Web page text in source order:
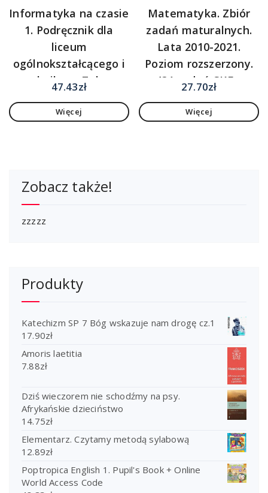
Informatyka na czasie
1. Podręcznik dla
liceum
ogólnokształcącego i
technikum. Zakres
ponadpodstawowe
47.43zł
Więcej
Matematyka. Zbiór
zadań maturalnych.
Lata 2010-2021.
Poziom rozszerzony.
431 zadań CKE z
27.70zł
Więcej
Zobacz także!
zzzzz
Produkty
Katechizm SP 7 Bóg wskazuje nam drogę cz.1
17.90zł
Amoris laetitia
7.88zł
Dziś wieczorem nie schodźmy na psy.
Afrykańskie dzieciństwo
14.75zł
Elementarz. Czytamy metodą sylabową
12.89zł
Poptropica English 1. Pupil's Book + Online
World Access Code